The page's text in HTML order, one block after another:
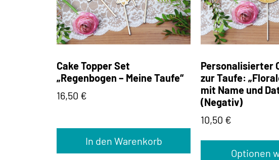
Cake Topper Set
„Regenbogen – Meine Taufe“
16,50 €
In den Warenkorb
Personalisierter
zur Taufe:
mit Name und
(Negativ)
10,50 €
Optionen